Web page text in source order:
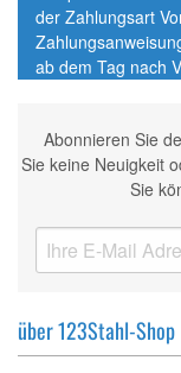
der Zahlungsart
ab dem Tag nach
Abonnieren Sie
Sie keine Neuigkeit
Sie
über 123Stahl-Shop